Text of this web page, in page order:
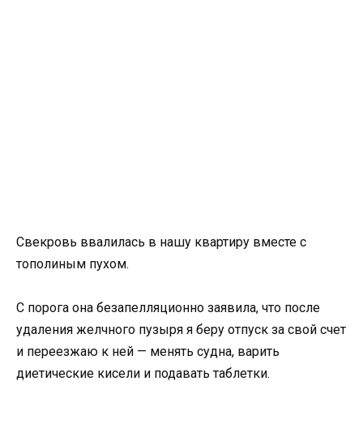
Свекровь ввалилась в нашу квартиру вместе с
тополиным пухом.
С порога она безапелляционно заявила, что после
удаления желчного пузыря я беру отпуск за свой счет
и переезжаю к ней — менять судна, варить
диетические кисели и подавать таблетки.